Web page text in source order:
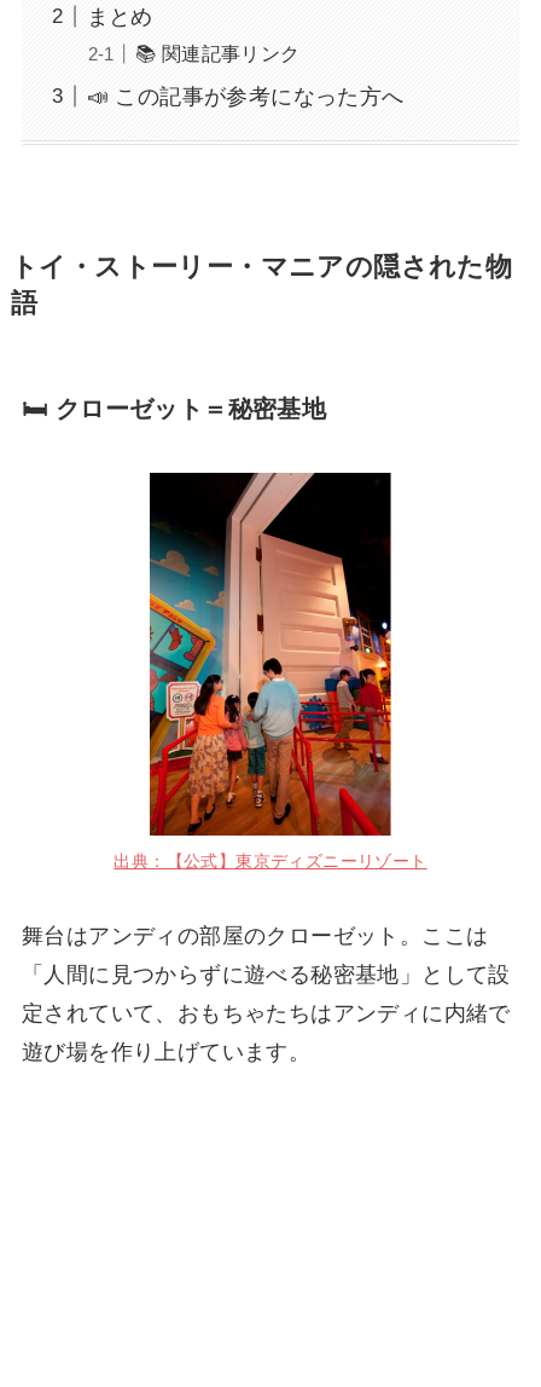
まとめ
📚 関連記事リンク
📣 この記事が参考になった方へ
トイ・ストーリー・マニアの隠された物
語
🛏️ クローゼット＝秘密基地
出典：【公式】東京ディズニーリゾート
舞台はアンディの部屋のクローゼット。ここは
「人間に見つからずに遊べる秘密基地」として設
定されていて、おもちゃたちはアンディに内緒で
遊び場を作り上げています。